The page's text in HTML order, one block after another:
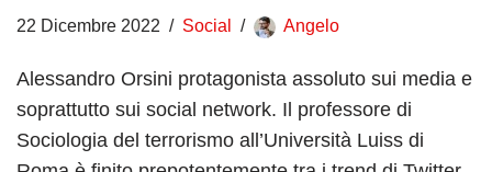
22 Dicembre 2022 Social Angelo
Alessandro Orsini protagonista assoluto sui media e
soprattutto sui social network. Il professore di
Sociologia del terrorismo all’Università Luiss di